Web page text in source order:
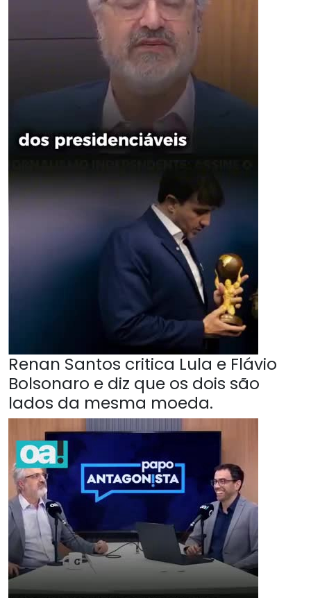
Renan Santos critica Lula e Flávio
Bolsonaro e diz que os dois são
lados da mesma moeda.